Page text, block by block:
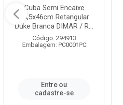
Cuba Semi Encaixe
58,5x46cm Retangular
Duke Branca DIMAR / R...
Código: 294913
Embalagem: PC0001PC
Entre ou
cadastre-se